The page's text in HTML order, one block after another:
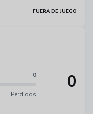
FUERA DE JUEGO
0
Perdidos
0